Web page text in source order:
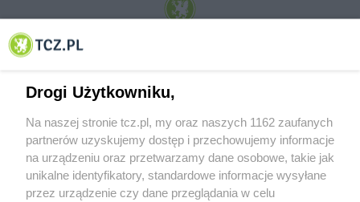
© 2001-2026 Tczew - TCZ.PL Sp. z o.o. Internetowy Serwis Informacyjny Miasta
Drogi Użytkowniku,
Na naszej stronie tcz.pl, my oraz naszych 1162 zaufanych
partnerów uzyskujemy dostęp i przechowujemy informacje
na urządzeniu oraz przetwarzamy dane osobowe, takie jak
unikalne identyfikatory, standardowe informacje wysyłane
przez urządzenie czy dane przeglądania w celu